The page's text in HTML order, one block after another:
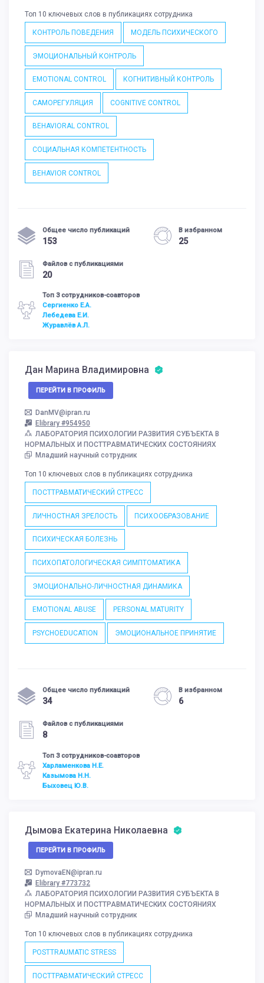
Топ 10 ключевых слов в публикациях сотрудника
КОНТРОЛЬ ПОВЕДЕНИЯ МОДЕЛЬ ПСИХИЧЕСКОГО
ЭМОЦИОНАЛЬНЫЙ КОНТРОЛЬ
EMOTIONAL CONTROL КОГНИТИВНЫЙ КОНТРОЛЬ
САМОРЕГУЛЯЦИЯ COGNITIVE CONTROL
BEHAVIORAL CONTROL
СОЦИАЛЬНАЯ КОМПЕТЕНТНОСТЬ
BEHAVIOR CONTROL
Общее число публикаций
153
В избранном
25
Файлов с публикациями
20
Топ 3 сотрудников-соавторов
Сергиенко Е.А.
Лебедева Е.И.
Журавлёв А.Л.
Дан Марина Владимировна
ПЕРЕЙТИ В ПРОФИЛЬ
DanMV@ipran.ru
Elibrary #954950
ЛАБОРАТОРИЯ ПСИХОЛОГИИ РАЗВИТИЯ СУБЪЕКТА В
НОРМАЛЬНЫХ И ПОСТТРАВМАТИЧЕСКИХ СОСТОЯНИЯХ
Младший научный сотрудник
Топ 10 ключевых слов в публикациях сотрудника
ПОСТТРАВМАТИЧЕСКИЙ СТРЕСС
ЛИЧНОСТНАЯ ЗРЕЛОСТЬ ПСИХООБРАЗОВАНИЕ
ПСИХИЧЕСКАЯ БОЛЕЗНЬ
ПСИХОПАТОЛОГИЧЕСКАЯ СИМПТОМАТИКА
ЭМОЦИОНАЛЬНО-ЛИЧНОСТНАЯ ДИНАМИКА
EMOTIONAL ABUSE PERSONAL MATURITY
PSYCHOEDUCATION ЭМОЦИОНАЛЬНОЕ ПРИНЯТИЕ
Общее число публикаций
34
В избранном
6
Файлов с публикациями
8
Топ 3 сотрудников-соавторов
Харламенкова Н.Е.
Казымова Н.Н.
Быховец Ю.В.
Дымова Екатерина Николаевна
ПЕРЕЙТИ В ПРОФИЛЬ
DymovaEN@ipran.ru
Elibrary #773732
ЛАБОРАТОРИЯ ПСИХОЛОГИИ РАЗВИТИЯ СУБЪЕКТА В
НОРМАЛЬНЫХ И ПОСТТРАВМАТИЧЕСКИХ СОСТОЯНИЯХ
Младший научный сотрудник
Топ 10 ключевых слов в публикациях сотрудника
POSTTRAUMATIC STRESS
ПОСТТРАВМАТИЧЕСКИЙ СТРЕСС